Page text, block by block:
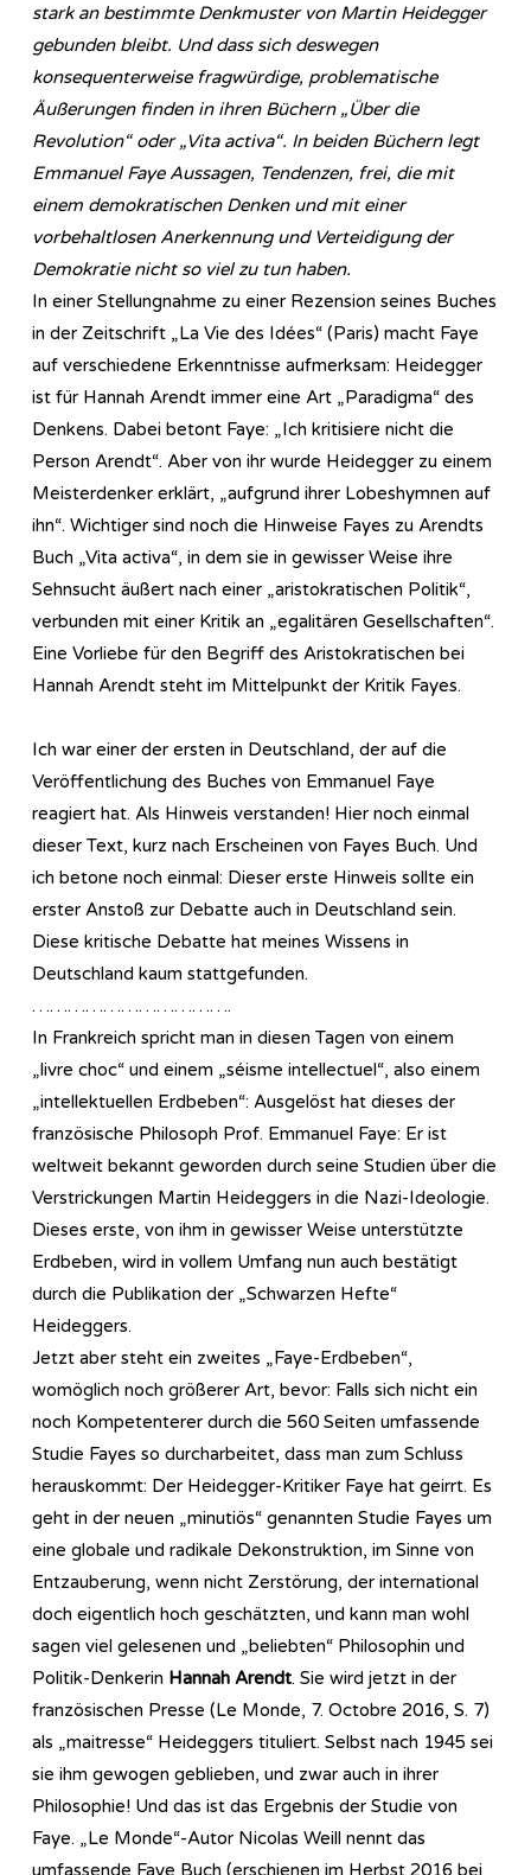
stark an bestimmte Denkmuster von Martin Heidegger
gebunden bleibt. Und dass sich deswegen
konsequenterweise fragwürdige, problematische
Äußerungen finden in ihren Büchern „Über die
Revolution“ oder „Vita activa“. In beiden Büchern legt
Emmanuel Faye Aussagen, Tendenzen, frei, die mit
einem demokratischen Denken und mit einer
vorbehaltlosen Anerkennung und Verteidigung der
Demokratie nicht so viel zu tun haben.
In einer Stellungnahme zu einer Rezension seines Buches
in der Zeitschrift „La Vie des Idées“ (Paris) macht Faye
auf verschiedene Erkenntnisse aufmerksam: Heidegger
ist für Hannah Arendt immer eine Art „Paradigma“ des
Denkens. Dabei betont Faye: „Ich kritisiere nicht die
Person Arendt“. Aber von ihr wurde Heidegger zu einem
Meisterdenker erklärt, „aufgrund ihrer Lobeshymnen auf
ihn“. Wichtiger sind noch die Hinweise Fayes zu Arendts
Buch „Vita activa“, in dem sie in gewisser Weise ihre
Sehnsucht äußert nach einer „aristokratischen Politik“,
verbunden mit einer Kritik an „egalitären Gesellschaften“.
Eine Vorliebe für den Begriff des Aristokratischen bei
Hannah Arendt steht im Mittelpunkt der Kritik Fayes.
Ich war einer der ersten in Deutschland, der auf die
Veröffentlichung des Buches von Emmanuel Faye
reagiert hat. Als Hinweis verstanden! Hier noch einmal
dieser Text, kurz nach Erscheinen von Fayes Buch. Und
ich betone noch einmal: Dieser erste Hinweis sollte ein
erster Anstoß zur Debatte auch in Deutschland sein.
Diese kritische Debatte hat meines Wissens in
Deutschland kaum stattgefunden.
…………………………….
In Frankreich spricht man in diesen Tagen von einem
„livre choc“ und einem „séisme intellectuel“, also einem
„intellektuellen Erdbeben“: Ausgelöst hat dieses der
französische Philosoph Prof. Emmanuel Faye: Er ist
weltweit bekannt geworden durch seine Studien über die
Verstrickungen Martin Heideggers in die Nazi-Ideologie.
Dieses erste, von ihm in gewisser Weise unterstützte
Erdbeben, wird in vollem Umfang nun auch bestätigt
durch die Publikation der „Schwarzen Hefte“
Heideggers.
Jetzt aber steht ein zweites „Faye-Erdbeben“,
womöglich noch größerer Art, bevor: Falls sich nicht ein
noch Kompetenterer durch die 560 Seiten umfassende
Studie Fayes so durcharbeitet, dass man zum Schluss
herauskommt: Der Heidegger-Kritiker Faye hat geirrt. Es
geht in der neuen „minutiös“ genannten Studie Fayes um
eine globale und radikale Dekonstruktion, im Sinne von
Entzauberung, wenn nicht Zerstörung, der international
doch eigentlich hoch geschätzten, und kann man wohl
sagen viel gelesenen und „beliebten“ Philosophin und
Politik-Denkerin Hannah Arendt. Sie wird jetzt in der
französischen Presse (Le Monde, 7. Octobre 2016, S. 7)
als „maitresse“ Heideggers tituliert. Selbst nach 1945 sei
sie ihm gewogen geblieben, und zwar auch in ihrer
Philosophie! Und das ist das Ergebnis der Studie von
Faye. „Le Monde“-Autor Nicolas Weill nennt das
umfassende Faye Buch (erschienen im Herbst 2016 bei